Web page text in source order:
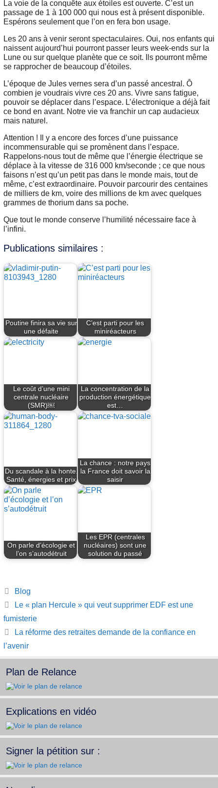
La voie de la conquête aux étoiles est ouverte. C’est un
passage de 1 à 100 000 qui nous est à présent disponible.
Espérons seulement que l’on en fera bon usage.
Les 20 ans à venir seront spectaculaires. Oui, nos enfants qui
naissent aujourd’hui pourront passer leurs week-ends sur la
Lune ou sur quelque planète que ce soit. Ils pourront même
se rapprocher de beaucoup d’étoiles.
L’époque de Jules vernes sera d’un passé ancestral. Ô
combien je voudrais vivre ces 20 ans. Vivre sans fatigue,
pouvoir se déplacer dans l’espace. L’électronique a déjà fait
ce bond en avant. Notre vie va franchir un cap audacieux
mais naturel.
Attention ! Il y a encore des forces d’une puissance
incommensurable qui se promènent dans l’espace.
Rappelons-nous tout de même que l’énergie électrique se
déplace à la vitesse de 316 000 km/seconde ; ce que nous
faisons n’est qu’un petit pas dans le monde mais, tout de
même, c’est extraordinaire. Pouvoir parcourir des centaines
de milliers de km, voire des millions de km avec quelques
grammes de thorium dans sa poche.
Que tout le monde conserve l’humilité nécessaire face à
l’infini.
Publications similaires :
Poutine finira sa vie sur
une défaite
C’est parti pour les
miniréacteurs
Le coût d’une mini
centrale nucléaire
(SMR)￼
La concentration de la
production énergétique
est…
Du scandale à la honte.
Santé, énergies et prix
La chance : notre pays
la France doit savoir la
saisir
On parle d’écologie et
l’on s’autodétruit
Les EPR (centrales
nucléaires) sont une
solution du passé
Catégories
Blog
Le « plan Hercule » qui veut supprimer EDF est une
fumisterie
La réforme des retraites demande de la confiance en
l’avenir
Plan de Relance
Explications en vidéo
Signer la pétition sur :